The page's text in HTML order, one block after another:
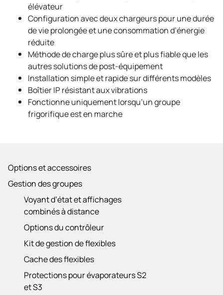
Options et accessoires
Gestion des groupes
Voyant d’état et affichages
combinés à distance
Options du contrôleur
Kit de gestion de flexibles
Cache des flexibles
Protections pour évaporateurs S2
et S3
élévateur
Configuration avec deux chargeurs pour une durée
de vie prolongée et une consommation d’énergie
réduite
Méthode de charge plus sûre et plus fiable que les
autres solutions de post-équipement
Installation simple et rapide sur différents modèles
Boîtier IP résistant aux vibrations
Fonctionne uniquement lorsqu’un groupe
frigorifique est en marche